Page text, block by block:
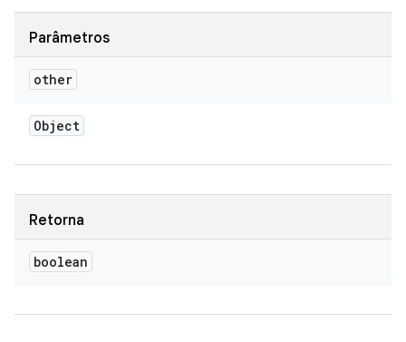
Parâmetros
other
Object
Retorna
boolean